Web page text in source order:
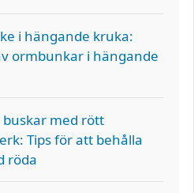
i hängande kruka:
ormbunkar i hängande
buskar med rött
Tips för att behålla
röda